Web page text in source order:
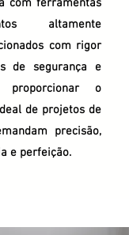
com ferramentas
altamente
com rigor
de segurança e
proporcionar o
de projetos de
precisão,
e perfeição.